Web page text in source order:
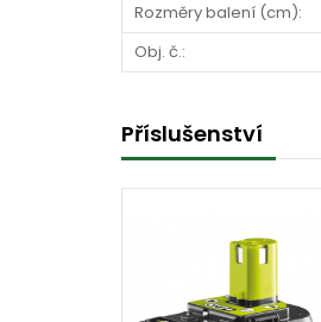
Rozměry balení (cm):
Obj. č.:
Příslušenství